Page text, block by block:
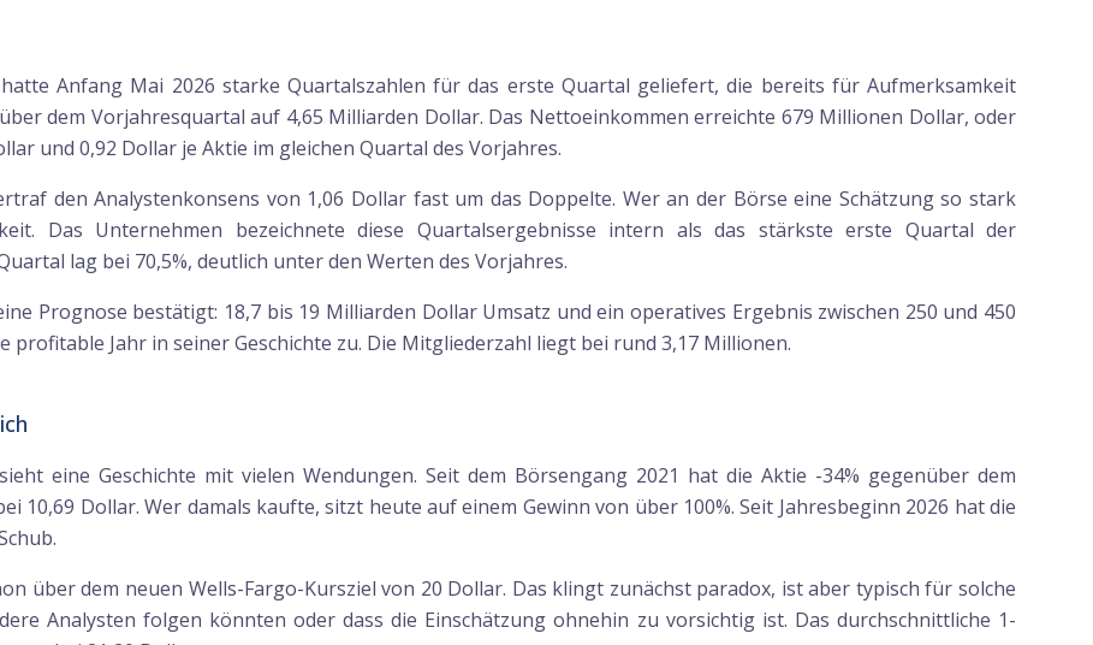
Anfang Mai 2026 starke Quartalszahlen für das erste Quartal geliefert, die bereits für Aufmerksamkeit
dem Vorjahresquartal auf 4,65 Milliarden Dollar. Das Nettoeinkommen erreichte 679 Millionen Dollar, oder
und 0,92 Dollar je Aktie im gleichen Quartal des Vorjahres.
den Analystenkonsens von 1,06 Dollar fast um das Doppelte. Wer an der Börse eine Schätzung so stark
Das Unternehmen bezeichnete diese Quartalsergebnisse intern als das stärkste erste Quartal der
lag bei 70,5%, deutlich unter den Werten des Vorjahres.
Prognose bestätigt: 18,7 bis 19 Milliarden Dollar Umsatz und ein operatives Ergebnis zwischen 250 und 450
Jahr in seiner Geschichte zu. Die Mitgliederzahl liegt bei rund 3,17 Millionen.
eine Geschichte mit vielen Wendungen. Seit dem Börsengang 2021 hat die Aktie -34% gegenüber dem
10,69 Dollar. Wer damals kaufte, sitzt heute auf einem Gewinn von über 100%. Seit Jahresbeginn 2026 hat die
über dem neuen Wells-Fargo-Kursziel von 20 Dollar. Das klingt zunächst paradox, ist aber typisch für solche
Analysten folgen könnten oder dass die Einschätzung ohnehin zu vorsichtig ist. Das durchschnittliche 1-